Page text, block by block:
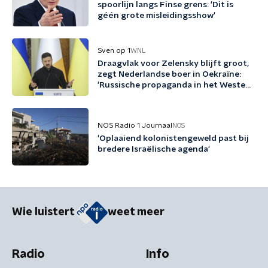
spoorlijn langs Finse grens: 'Dit is
géén grote misleidingsshow'
Sven op 1WNL
Draagvlak voor Zelensky blijft groot,
zegt Nederlandse boer in Oekraïne:
'Russische propaganda in het Westen
NOS Radio 1 Journaal NOS
'Oplaaiend kolonistengeweld past bij
bredere Israëlische agenda'
Wie luistert weet meer
Radio Info